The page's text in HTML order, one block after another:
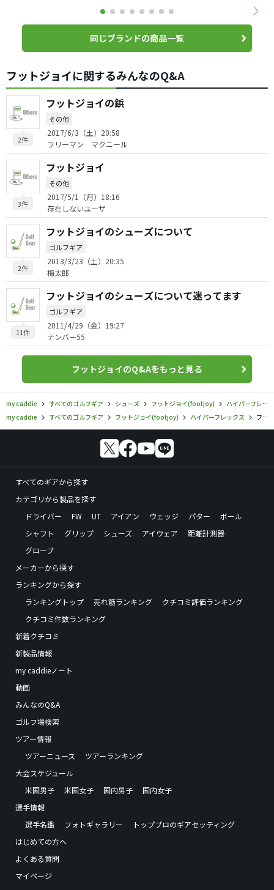
同じブランドの商品一覧
フットジョイに関するみんなのQ&A
2件
フットジョイの鋲
その他
2017/6/3（土）20:58
フリーマン マクニール
3件
フットジョイ
その他
2017/5/1（月）18:16
存在しないユーザ
2件
フットジョイのシューズについて
ゴルフギア
2013/3/23（土）20:35
梅太郎
11件
フットジョイのシューズについて迷ってます
ゴルフギア
2011/4/29（金）19:27
ナンバー55
フットジョイのQ&Aをもっと見る
my caddie すべてのゴルフギア シューズ フットジョイ(footjoy)
ハイパーフレックス
my caddie
すべてのゴルフギア フットジョイ(footjoy) ハイパーフレックス フットジョイ／ハイパーフレックス／ハイパーフレックス カーボン BOA（2025）の口コミ評価
すべてのギアから探す
カテゴリから製品を探す
ドライバー
FW UT アイアン ウェッジ パター
ボール
シャフト
グリップ シューズ アイウェア
距離計測器
グローブ
メーカーから探す
ランキングから探す
ランキングトップ
売れ筋ランキング
クチコミ評価ランキング
クチコミ件数ランキング
新着クチコミ
新製品情報
my caddieノート
動画
みんなのQ&A
ゴルフ場検索
ツアー情報
ツアーニュース
ツアーランキング
大会スケジュール
米国男子
米国女子 国内男子
国内女子
選手情報
選手名鑑
フォトギャラリー
トッププロのギアセッティング
はじめての方へ
よくある質問
マイページ